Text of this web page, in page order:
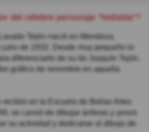
del célebre personaje "Mafalda"?
Tejón nació en Mendoza,
julio de 1932. Desde muy pequeño lo
diferenciarlo de su tío Joaquín Tejón,
gráfico de renombre en aquella
recibió en la Escuela de Bellas Artes
se cansó de dibujar ánforas y yesos
su actividad y dedicarse al dibujo de